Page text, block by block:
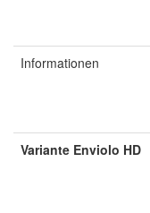
Informationen
Variante Enviolo HD